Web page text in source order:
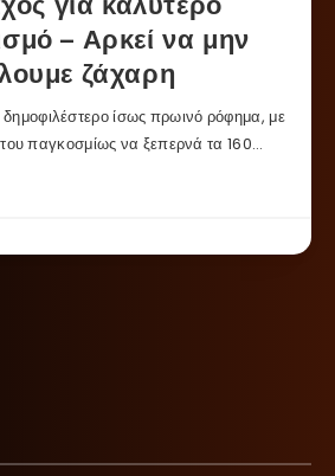
– Αρκεί να μην
ζάχαρη
ίσως πρωινό ρόφημα, με
παγκοσμίως να ξεπερνά τα 160…